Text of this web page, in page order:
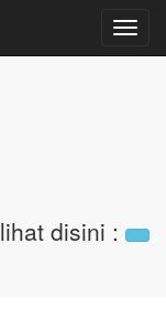
lihat disini :